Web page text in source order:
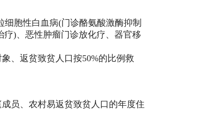
胞性白血病(门诊酪氨酸激酶抑制
)、恶性肿瘤门诊放化疗、器官移
、返贫致贫人口按50%的比例救
员、农村易返贫致贫人口的年度住